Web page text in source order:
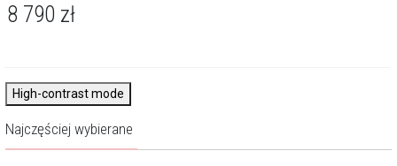
8 790 zł
High-contrast mode
Najczęściej wybierane